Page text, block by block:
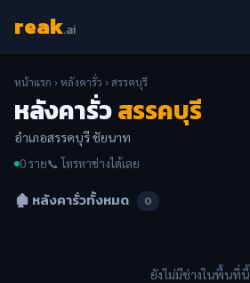
reak.ai
หน้าแรก ›หลังคารั่ว › สรรคบุรี
หลังคารั่วสรรคบุรี
อำเภอสรรคบุรี ชัยนาท
0 ราย📞 โทรหาช่างได้เลย
🏚️ หลังคารั่วทั้งหมด 0
ยังไม่มีช่างในพื้นที่นี้